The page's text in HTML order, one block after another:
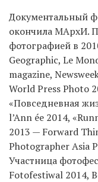
Документальный
окончила МАрхИ.
фотографией в
Geographic, Le
magazine,
World Press Photo
«Повседневная
l’Ann ée 2014,
2013 — Forward
Photographer Asia
Участница
Fotofestiwal 2014,